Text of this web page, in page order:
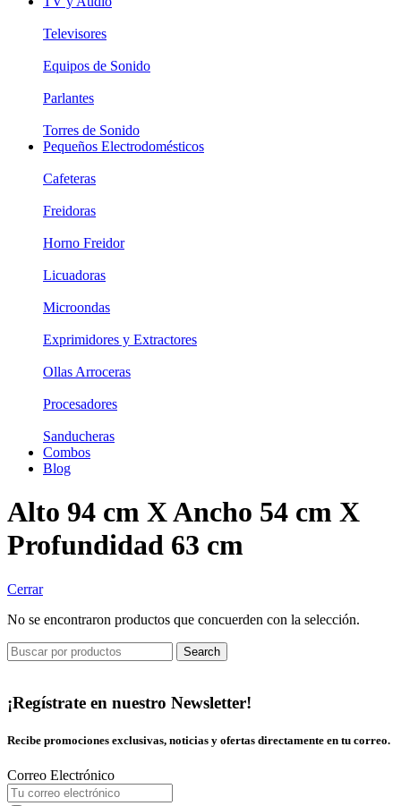
Televisores
Equipos de Sonido
Parlantes
Torres de Sonido
Pequeños Electrodomésticos
Cafeteras
Freidoras
Horno Freidor
Licuadoras
Microondas
Exprimidores y Extractores
Ollas Arroceras
Procesadores
Sanducheras
Combos
Blog
Alto 94 cm X Ancho 54 cm X
Profundidad 63 cm
Cerrar
No se encontraron productos que concuerden con la selección.
Search
¡Regístrate en nuestro Newsletter!
Recibe promociones exclusivas, noticias y ofertas directamente en tu correo.
Correo Electrónico